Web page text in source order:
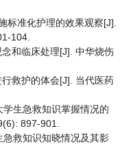
标准化护理的效果观察[J].
104.
和临床处理[J]. 中华烧伤
救护的体会[J]. 当代医药
生急救知识掌握情况的
897-901.
救知识知晓情况及其影